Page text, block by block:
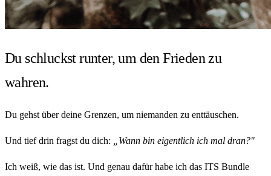
Du schluckst runter, um den Frieden zu
wahren.
Du gehst über deine Grenzen, um niemanden zu enttäuschen.
Und tief drin fragst du dich: „Wann bin eigentlich ich mal dran?"
Ich weiß, wie das ist. Und genau dafür habe ich das ITS Bundle